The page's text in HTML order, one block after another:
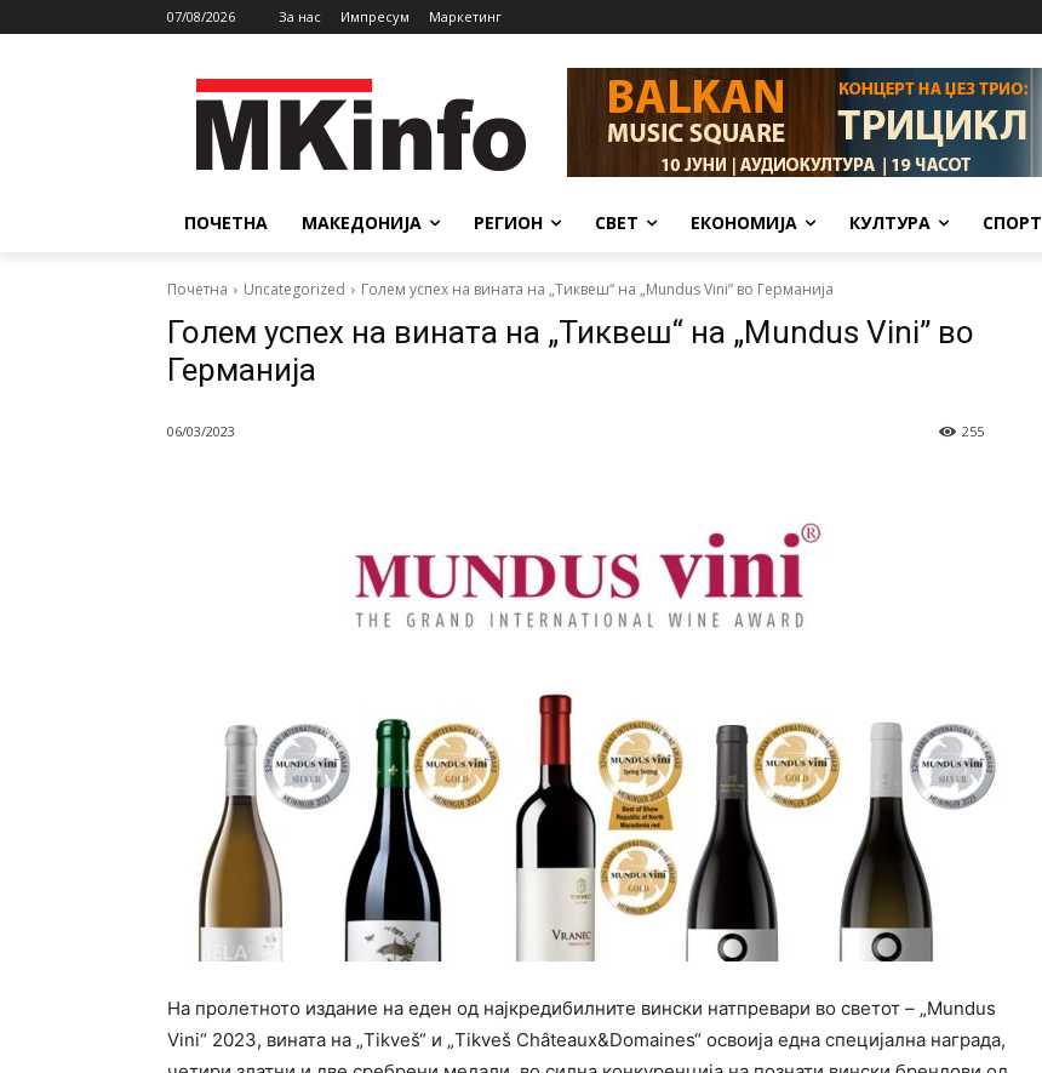
07/08/2026 За нас Импресум Маркетинг
ПОЧЕТНА МАКЕДОНИЈА РЕГИОН СВЕТ ЕКОНОМИЈА КУЛТУРА СПОРТ
Почетна Uncategorized Голем успех на вината на „Тиквеш“ на „Mundus Vini” во Германија
Голем успех на вината на „Тиквеш“ на „Mundus Vini” во
Германија
06/03/2023 255
На пролетното издание на еден од најкредибилните вински натпревари во светот – „Mundus
Vini“ 2023, вината на „Tikveš“ и „Tikveš Châteaux&Domainеs“ освоија една специјална награда,